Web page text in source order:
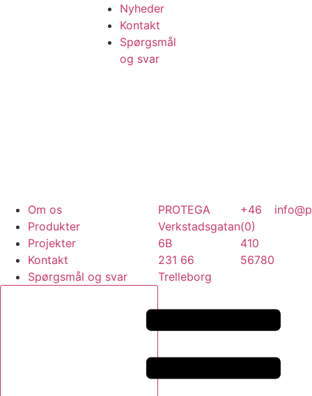
Nyheder
Kontakt
Spørgsmål
og svar
Om os
Produkter
Projekter
Kontakt
Spørgsmål og svar
PROTEGA
Verkstadsgatan
6B
231 66
Trelleborg
+46
(0)
410
56780